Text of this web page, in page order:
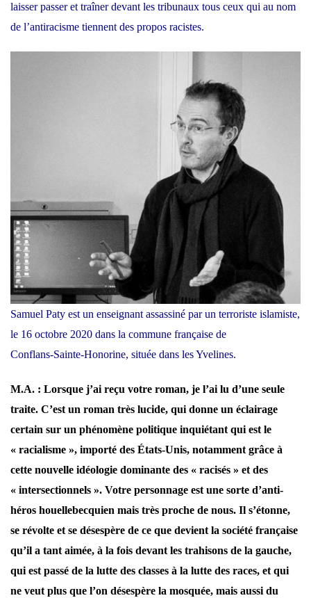
laisser passer et traîner devant les tribunaux tous ceux qui au nom
de l’antiracisme tiennent des propos racistes.
Samuel Paty est un enseignant assassiné par un terroriste islamiste,
le 16 octobre 2020 dans la commune française de
Conflans-Sainte-Honorine, située dans les Yvelines.
M.A. : Lorsque j’ai reçu votre roman, je l’ai lu d’une seule
traite. C’est un roman très lucide, qui donne un éclairage
certain sur un phénomène politique inquiétant qui est le
« racialisme », importé des États-Unis, notamment grâce à
cette nouvelle idéologie dominante des « racisés » et des
« intersectionnels ». Votre personnage est une sorte d’anti-
héros houellebecquien mais très proche de nous. Il s’étonne,
se révolte et se désespère de ce que devient la société française
qu’il a tant aimée, à la fois devant les trahisons de la gauche,
qui est passé de la lutte des classes à la lutte des races, et qui
ne veut plus que l’on désespère la mosquée, mais aussi du